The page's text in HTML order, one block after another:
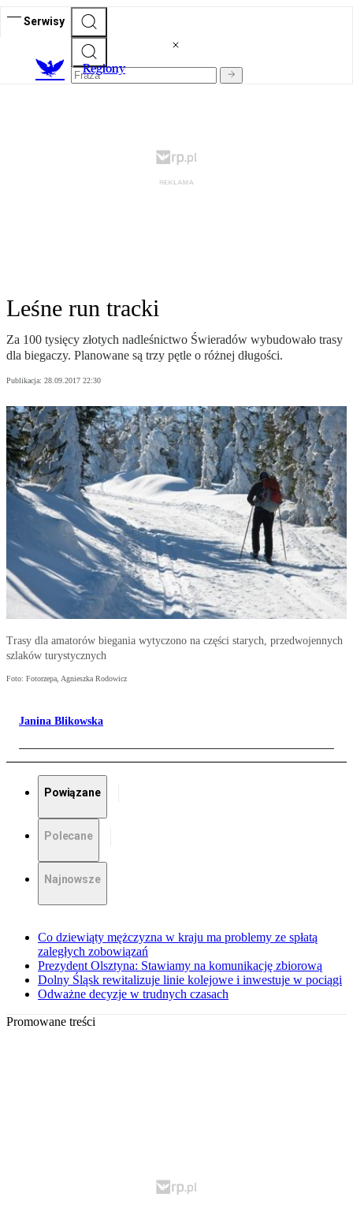
Serwisy
Regiony
Leśne run tracki
Za 100 tysięcy złotych nadleśnictwo Świeradów wybudowało trasy
dla biegaczy. Planowane są trzy pętle o różnej długości.
Publikacja: 28.09.2017 22:30
Trasy dla amatorów biegania wytyczono na części starych, przedwojennych
szlaków turystycznych
Foto: Fotorzepa, Agnieszka Rodowicz
Janina Blikowska
Powiązane
Polecane
Najnowsze
Co dziewiąty mężczyzna w kraju ma problemy ze spłatą
zaległych zobowiązań
Prezydent Olsztyna: Stawiamy na komunikację zbiorową
Dolny Śląsk rewitalizuje linie kolejowe i inwestuje w pociągi
Odważne decyzje w trudnych czasach
Promowane treści